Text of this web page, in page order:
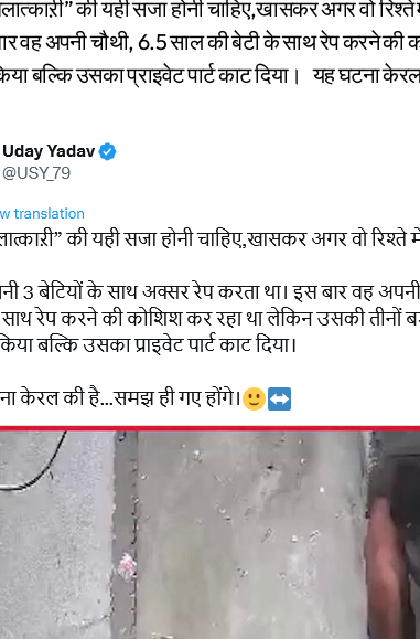
की यही सजा होनी चाहिए,खासकर अगर वो
वह अपनी चौथी, 6.5 साल की बेटी के साथ रेप करने की
बल्कि उसका प्राइवेट पार्ट काट दिया। यह घटना